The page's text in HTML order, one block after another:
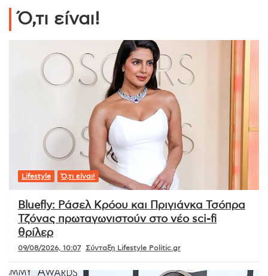
Ό,τι είναι!
Lifestyle Ό,τι είναι!
Bluefly: Ράσελ Κρόου και Πριγιάνκα Τσόπρα
Τζόνας πρωταγωνιστούν στο νέο sci-fi
θρίλερ
09/08/2026, 10:07 Σύνταξη Lifestyle Politic.gr